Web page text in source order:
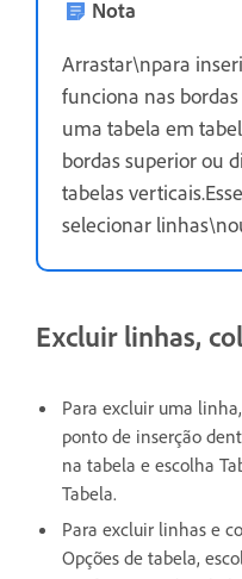
Nota
Arrastar\npara
funciona nas
uma tabela em
bordas superior ou
tabelas
selecionar
Excluir linhas,
Para excluir uma
ponto de inserção
na tabela e escolha
Tabela.
Para excluir linhas e
Opções de tabela,